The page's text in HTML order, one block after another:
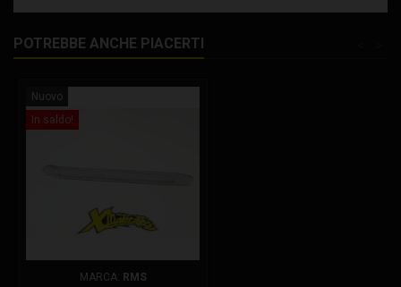
POTREBBE ANCHE PIACERTI
Nuovo
In saldo!
MARCA: RMS